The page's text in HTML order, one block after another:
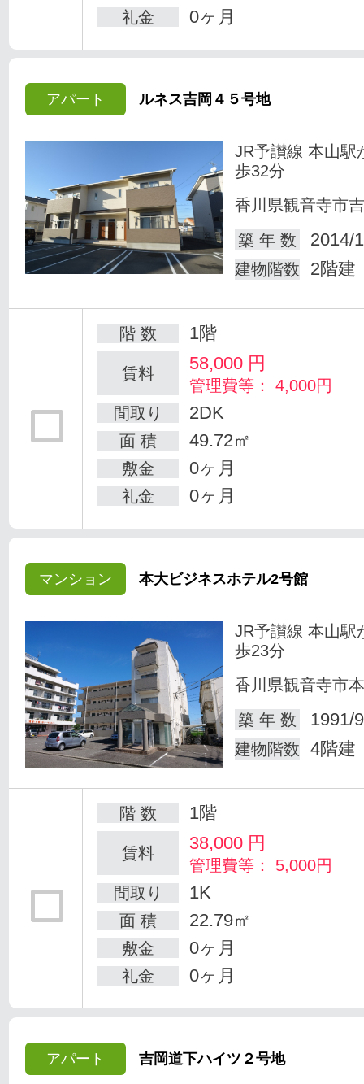
礼金 0ヶ月
アパート ルネス吉岡４５号地
JR予讃線 本山駅
歩32分
香川県観音寺市
築 年 数
2014/
建物階数 2階建
階 数 1階
賃料 58,000 円
管理費等： 4,000円
間取り
2DK
面 積 49.72㎡
敷金 0ヶ月
礼金 0ヶ月
マンション 本大ビジネスホテル2号館
JR予讃線 本山駅
歩23分
香川県観音寺市
築 年 数
1991/
建物階数 4階建
階 数 1階
賃料 38,000 円
管理費等： 5,000円
間取り
1K
面 積 22.79㎡
敷金 0ヶ月
礼金 0ヶ月
アパート 吉岡道下ハイツ２号地